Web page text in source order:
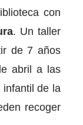
con
. Un taller
de 7 años
abril a las
de la
recoger